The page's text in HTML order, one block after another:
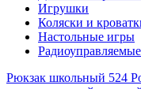
Игрушки
Коляски и
Настольные игры
Рюкзак школьный 524